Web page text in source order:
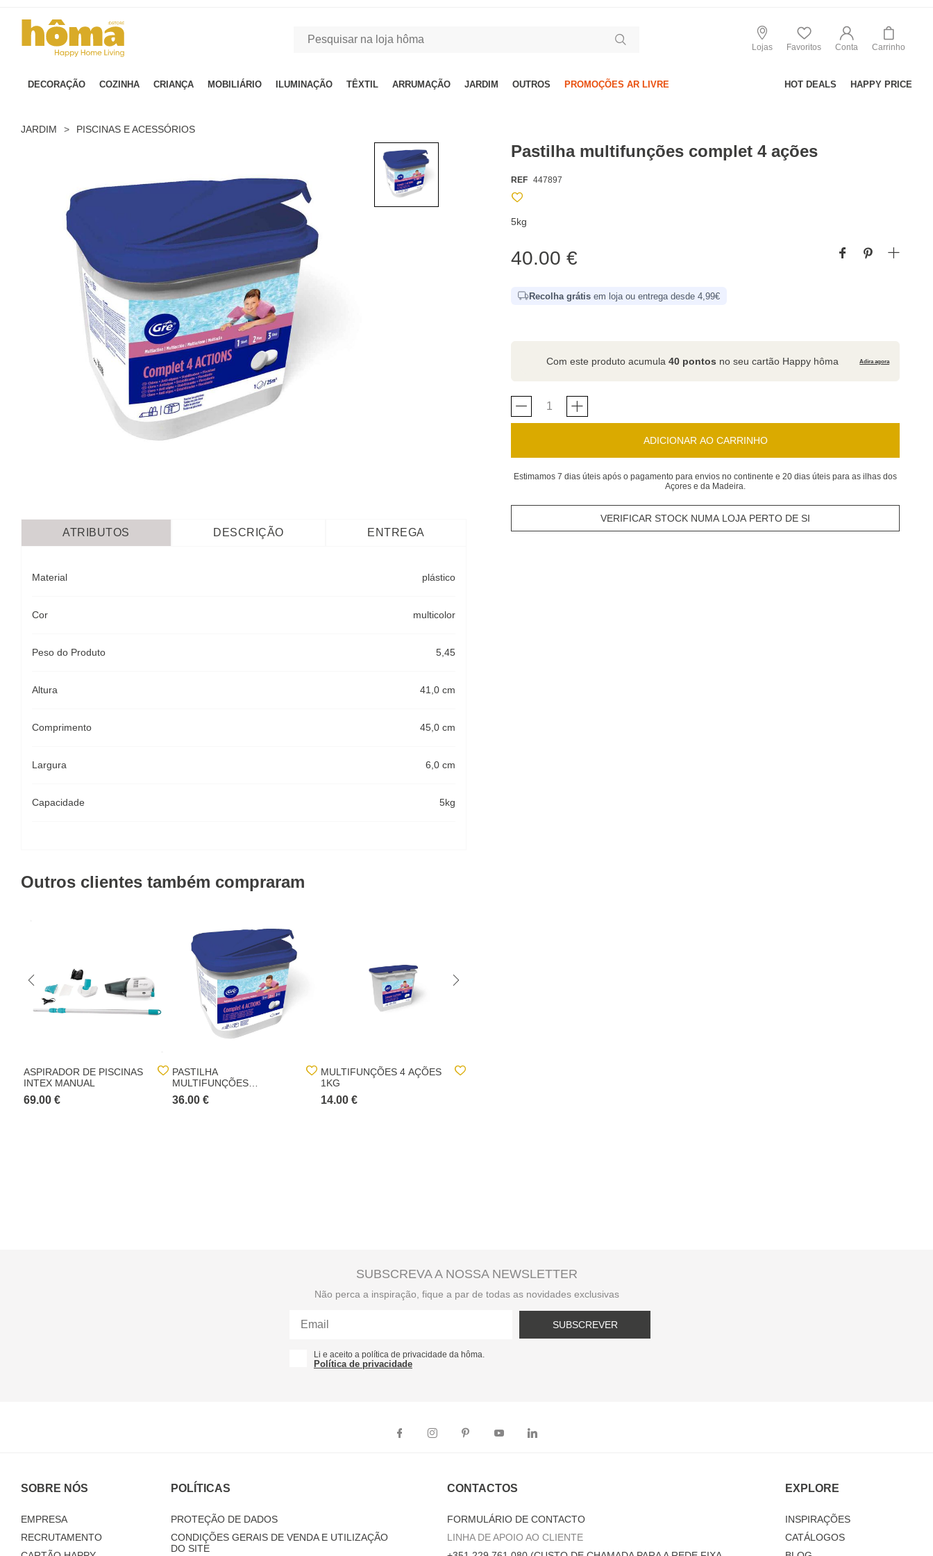
Lojas Favoritos Conta Carrinho
DECORAÇÃO COZINHA CRIANÇA MOBILIÁRIO ILUMINAÇÃO TÊXTIL ARRUMAÇÃO JARDIM OUTROS PROMOÇÕES AR LIVRE HOT DEALS HAPPY PRICE
JARDIM > PISCINAS E ACESSÓRIOS
Pastilha multifunções complet 4 ações
REF 447897
5kg
40.00 €
Recolha grátis em loja ou entrega desde 4,99€
Com este produto acumula40 pontos no seu cartão Happy hôma Adira agora
ADICIONAR AO CARRINHO
Estimamos 7 dias úteis após o pagamento para envios no continente e 20 dias úteis para as ilhas dos
Açores e da Madeira.
VERIFICAR STOCK NUMA LOJA PERTO DE SI
ATRIBUTOS DESCRIÇÃO ENTREGA
Material plástico
Cor multicolor
Peso do Produto 5,45
Altura 41,0 cm
Comprimento 45,0 cm
Largura 6,0 cm
Capacidade 5kg
Outros clientes também compraram
ASPIRADOR DE PISCINAS
INTEX MANUAL
69.00 €
PASTILHA
MULTIFUNÇÕES
COMPLET 4 AÇÕES
36.00 €
MULTIFUNÇÕES 4 AÇÕES
1KG
14.00 €
SUBSCREVA A NOSSA NEWSLETTER
Não perca a inspiração, fique a par de todas as novidades exclusivas
SUBSCREVER
Li e aceito a política de privacidade da hôma.
Política de privacidade
SOBRE NÓS
EMPRESA
RECRUTAMENTO
POLÍTICAS
PROTEÇÃO DE DADOS
CONDIÇÕES GERAIS DE VENDA E UTILIZAÇÃO
DO SITE
CONTACTOS
FORMULÁRIO DE CONTACTO
LINHA DE APOIO AO CLIENTE
EXPLORE
INSPIRAÇÕES
CATÁLOGOS